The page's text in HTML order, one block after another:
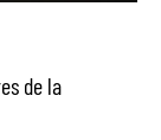
de la